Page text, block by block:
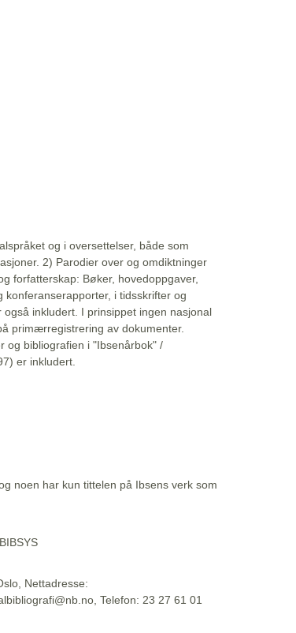
og i oversettelser, både som
2) Parodier over og omdiktninger
forfatterskap: Bøker, hovedoppgaver,
i tidsskrifter og
inkludert. I prinsippet ingen nasjonal
primærregistrering av dokumenter.
og bibliografien i "Ibsenårbok" /
er inkludert.
noen har kun tittelen på Ibsens verk som
Nettadresse:
Telefon: 23 27 61 01